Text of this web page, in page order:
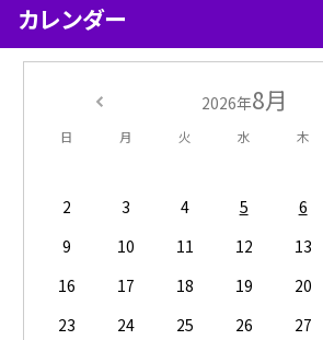
カレンダー
2026年8月
日 月 火 水 木
2
3 4 5 6
9
10 11 12 13
16
17 18 19 20
23
24 25 26 27